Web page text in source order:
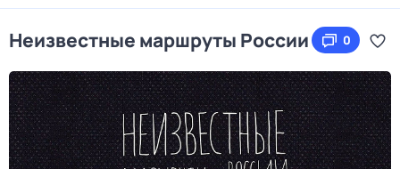
Неизвестные маршруты России 0